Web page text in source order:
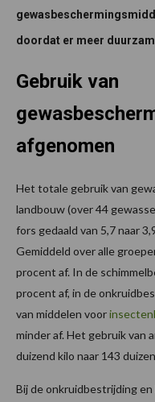
doordat er meer
Gebruik van
afgenomen
Het totale gebruik van
landbouw (over 44
fors gedaald van 5,7 naar
Gemiddeld over alle
procent af. In de
procent af, in de
van middelen voor
minder af. Het gebruik van
duizend kilo naar 143
Bij de onkruidbestrijding